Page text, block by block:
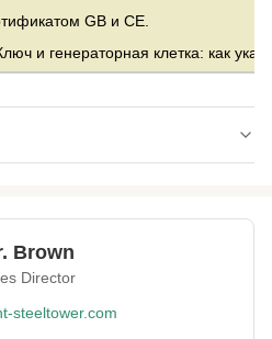
GB и CE.
и генераторная клетка: как
м
монополь
Brown
Director
steeltower.com